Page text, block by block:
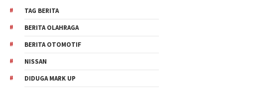
TAG BERITA
BERITA OLAHRAGA
BERITA OTOMOTIF
NISSAN
DIDUGA MARK UP